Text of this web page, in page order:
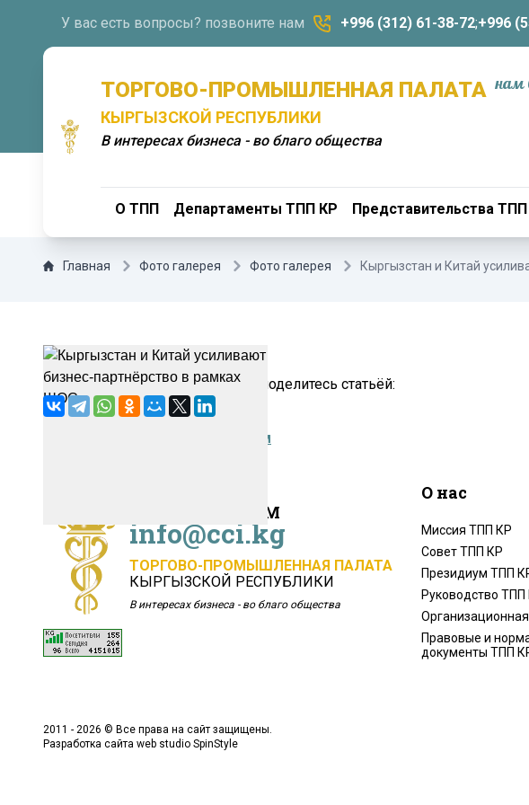
У вас есть вопросы? позвоните нам +996 (312) 61-38-72;+996
ТОРГОВО-ПРОМЫШЛЕННАЯ ПАЛАТА нам
КЫРГЫЗСКОЙ РЕСПУБЛИКИ
В интересах бизнеса - во благо общества
О ТПП Департаменты ТПП КР Представительства ТПП
Главная Фото галерея Фото галерея Кыргызстан и Китай
Не оставайтесь равнодушными поделитесь статьёй:
Вернуться ко всем новостям
НАПИШИТЕ НАМ
info@cci.kg
ТОРГОВО-ПРОМЫШЛЕННАЯ ПАЛАТА
КЫРГЫЗСКОЙ РЕСПУБЛИКИ
В интересах бизнеса - во благо общества
2011 - 2026 © Все права на сайт защищены.
Разработка сайта web studio SpinStyle
О нас
Миссия ТПП КР
Совет ТПП КР
Президиум ТПП
Руководство ТПП
Организационная
Правовые и
документы ТПП